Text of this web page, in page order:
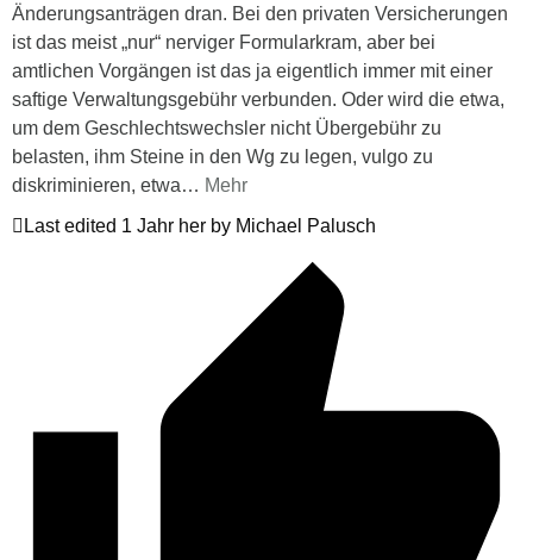
Änderungsanträgen dran. Bei den privaten Versicherungen
ist das meist „nur“ nerviger Formularkram, aber bei
amtlichen Vorgängen ist das ja eigentlich immer mit einer
saftige Verwaltungsgebühr verbunden. Oder wird die etwa,
um dem Geschlechtswechsler nicht Übergebühr zu
belasten, ihm Steine in den Wg zu legen, vulgo zu
diskriminieren, etwa… Mehr
Last edited 1 Jahr her by Michael Palusch